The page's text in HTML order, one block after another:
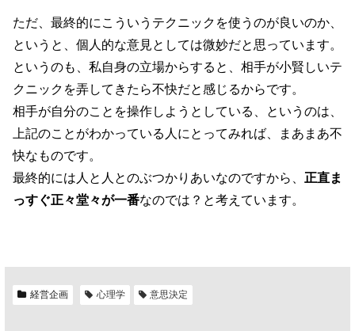
ただ、最終的にこういうテクニックを使うのが良いのか、
というと、個人的な意見としては微妙だと思っています。
というのも、私自身の立場からすると、相手が小賢しいテ
クニックを弄してきたら不快だと感じるからです。
相手が自分のことを操作しようとしている、というのは、
上記のことがわかっている人にとってみれば、まあまあ不
快なものです。
最終的には人と人とのぶつかりあいなのですから、 正直ま
っすぐ正々堂々が一番なのでは？と考えています。
経営企画 心理学 意思決定